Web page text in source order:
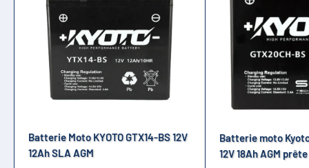
Batterie Moto KYOTO GTX14-BS 12V
12Ah SLA AGM
Batterie moto
12V 18Ah AGM